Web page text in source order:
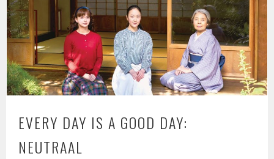
EVERY DAY IS A GOOD DAY:
NEUTRAAL